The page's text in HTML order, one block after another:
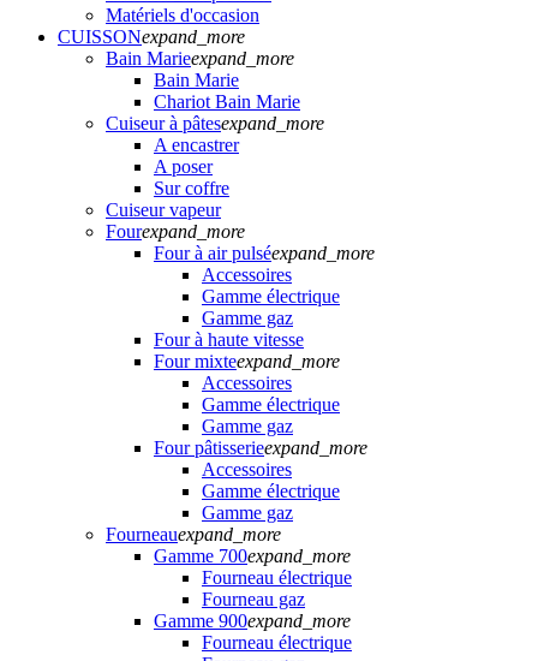
Matériels d'occasion
CUISSONexpand_more
Bain Marieexpand_more
Bain Marie
Chariot Bain Marie
Cuiseur à pâtesexpand_more
A encastrer
A poser
Sur coffre
Cuiseur vapeur
Fourexpand_more
Four à air pulséexpand_more
Accessoires
Gamme électrique
Gamme gaz
Four à haute vitesse
Four mixteexpand_more
Accessoires
Gamme électrique
Gamme gaz
Four pâtisserieexpand_more
Accessoires
Gamme électrique
Gamme gaz
Fourneauexpand_more
Gamme 700expand_more
Fourneau électrique
Fourneau gaz
Gamme 900expand_more
Fourneau électrique